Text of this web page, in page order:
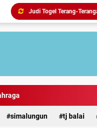
simalungun tj balai